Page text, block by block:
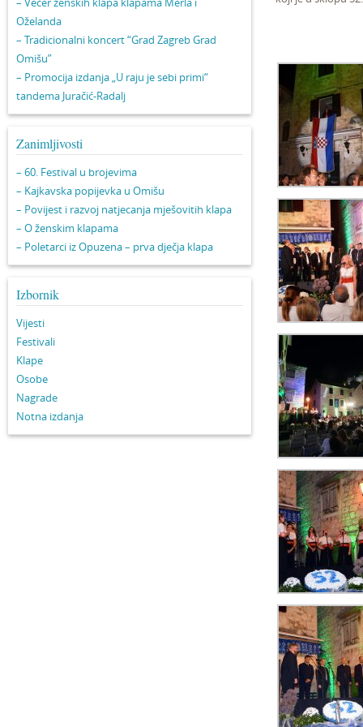
Oželanda
– Tradicionalni koncert “Grad Zagreb Grad
Omišu”
– Promocija izdanja „U raju je sebi primi“
tandema Juračić-Radalj
Zanimljivosti
– 60. Festival u brojevima
– Kajkavska popijevka u Omišu
– Povijest i razvoj natjecanja mješovitih klapa
– O ženskim klapama
– Poletarci iz Opuzena – prva dječja klapa
Izbornik
Vijesti
Festivali
Klape
Osobe
Nagrade
Notna izdanja